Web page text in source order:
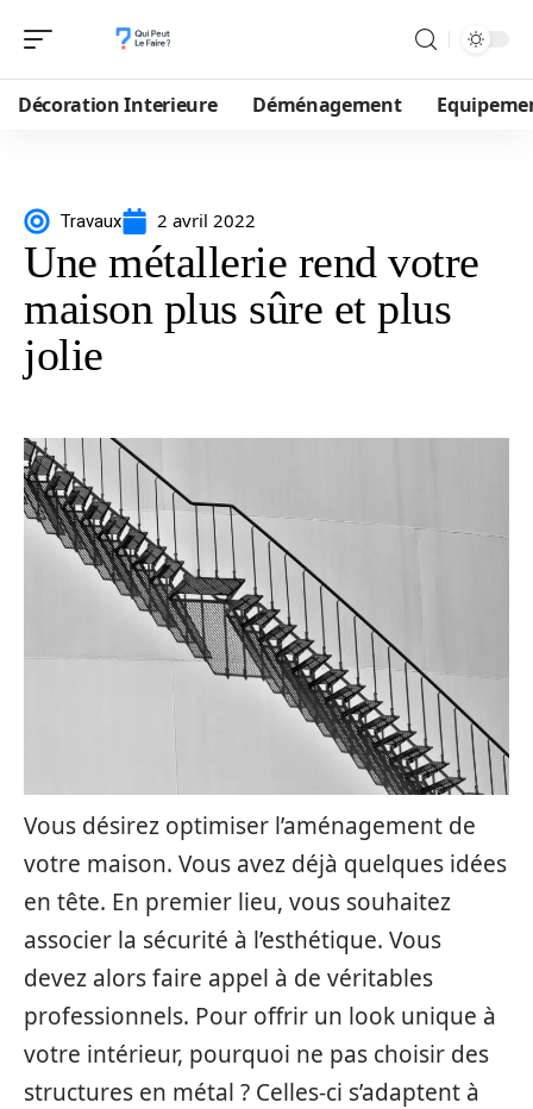
Décoration Interieure Déménagement
Travaux 2 avril 2022
Une métallerie rend votre
maison plus sûre et plus
jolie
Vous désirez optimiser l’aménagement de
votre maison. Vous avez déjà quelques idées
en tête. En premier lieu, vous souhaitez
associer la sécurité à l’esthétique. Vous
devez alors faire appel à de véritables
professionnels. Pour offrir un look unique à
votre intérieur, pourquoi ne pas choisir des
structures en métal ? Celles-ci s’adaptent à